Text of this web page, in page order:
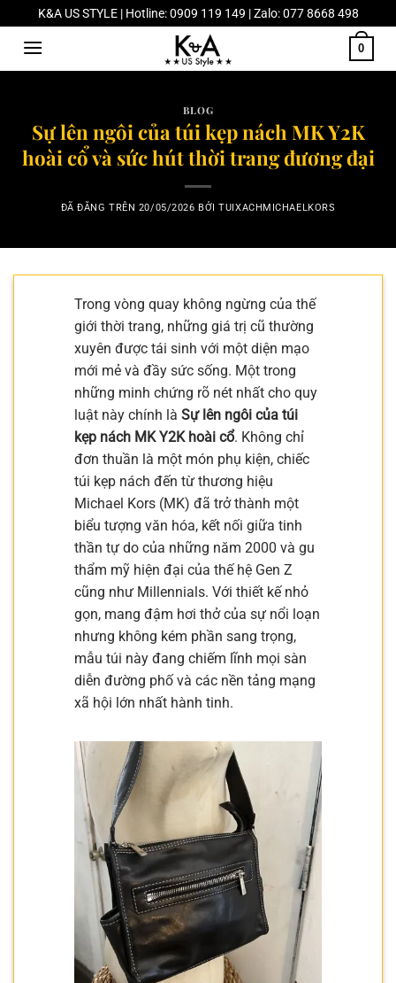
Chuyển
đến
dung
K&A US STYLE | Hotline: 0909 119 149 | Zalo: 077 8668 498
0
BLOG
Sự lên ngôi của túi kẹp nách MK Y2K
hoài cổ và sức hút thời trang đương đại
ĐÃ ĐĂNG TRÊN 20/05/2026 BỞITUIXACHMICHAELKORS
Trong vòng quay không ngừng của thế
giới thời trang, những giá trị cũ thường
xuyên được tái sinh với một diện mạo
mới mẻ và đầy sức sống. Một trong
những minh chứng rõ nét nhất cho quy
luật này chính là Sự lên ngôi của túi
kẹp nách MK Y2K hoài cổ. Không chỉ
đơn thuần là một món phụ kiện, chiếc
túi kẹp nách đến từ thương hiệu
Michael Kors (MK) đã trở thành một
biểu tượng văn hóa, kết nối giữa tinh
thần tự do của những năm 2000 và gu
thẩm mỹ hiện đại của thế hệ Gen Z
cũng như Millennials. Với thiết kế nhỏ
gọn, mang đậm hơi thở của sự nổi loạn
nhưng không kém phần sang trọng,
mẫu túi này đang chiếm lĩnh mọi sàn
diễn đường phố và các nền tảng mạng
xã hội lớn nhất hành tinh.